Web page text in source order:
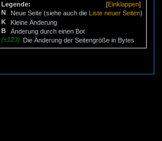
[Einklappen]
Legende:
N
Neue Seite (siehe auch die Liste neuer Seiten)
K
Kleine Änderung
B
Änderung durch einen Bot
(±123) Die Änderung der Seitengröße in Bytes